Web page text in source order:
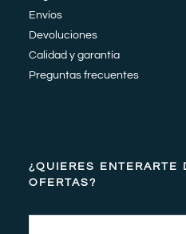
Envíos
Devoluciones
Calidad y garantía
Preguntas frecuentes
¿QUIERES ENTERARTE
OFERTAS?